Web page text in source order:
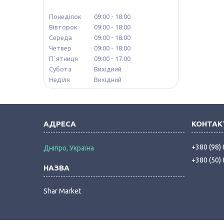
Понеділок 09:00
18:00
Вівторок
09:00
18:00
Середа
09:00
18:00
Четвер
09:00
18:00
Пʼятниця
09:00
17:00
Субота
Вихідний
Неділя
Вихідний
Дніпро, Україна
Shar Market
+380 (98)
+380 (50)